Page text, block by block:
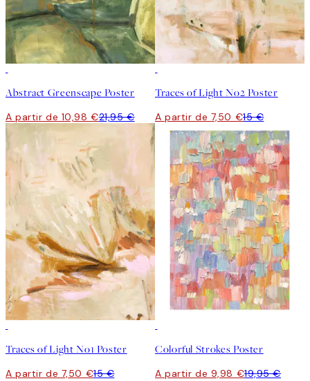
Abstract Greenscape Poster
A partir de 10,98 €21,95 €
Traces of Light No2 Poster
A partir de 7,50 €15 €
Traces of Light No1 Poster
A partir de 7,50 €15 €
Colorful Strokes Poster
A partir de 9,98 €19,95 €